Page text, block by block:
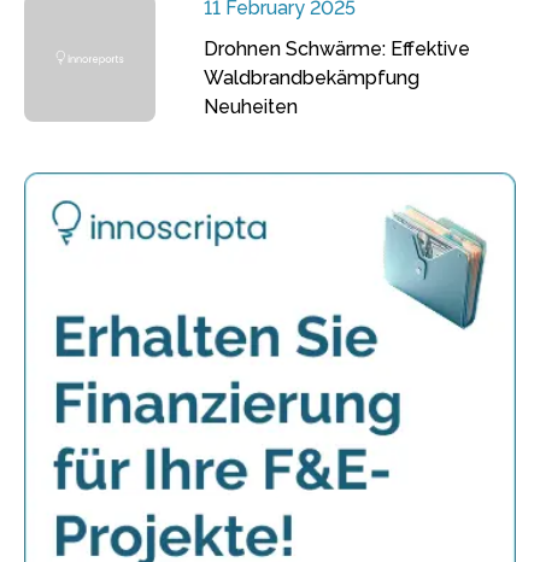
11 February 2025
Drohnen Schwärme: Effektive
Waldbrandbekämpfung
Neuheiten